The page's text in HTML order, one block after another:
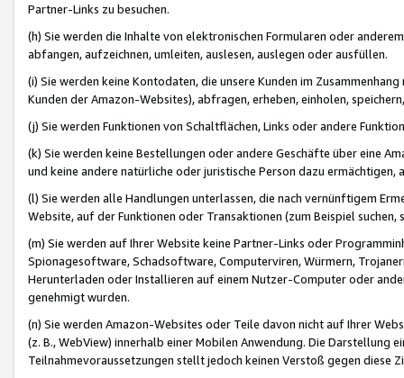
Partner-Links zu besuchen.
(h) Sie werden die Inhalte von elektronischen Formularen oder
abfangen, aufzeichnen, umleiten, auslesen, auslegen oder ausfüllen.
(i) Sie werden keine Kontodaten, die unsere Kunden im
Kunden der Amazon-Websites), abfragen, erheben, einholen,
(j) Sie werden Funktionen von Schaltflächen, Links oder andere
(k) Sie werden keine Bestellungen oder andere Geschäfte über eine
und keine andere natürliche oder juristische Person dazu
(l) Sie werden alle Handlungen unterlassen, die nach vernünftigem
Website, auf der Funktionen oder Transaktionen (zum Beispiel
(m) Sie werden auf Ihrer Website keine Partner-Links oder
Spionagesoftware, Schadsoftware, Computerviren, Würmern,
Herunterladen oder Installieren auf einem Nutzer-Computer oder
genehmigt wurden.
(n) Sie werden Amazon-Websites oder Teile davon nicht auf Ihrer
(z. B., WebView) innerhalb einer Mobilen Anwendung. Die Darstellung
Teilnahmevoraussetzungen stellt jedoch keinen Verstoß gegen diese